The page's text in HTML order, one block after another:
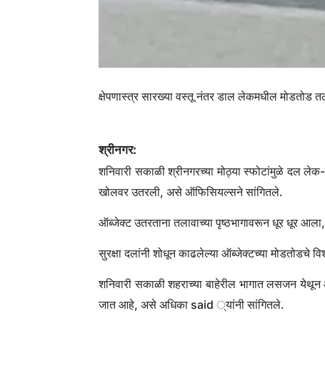
क्षेपणास्त्र सारख्या वस्तू नंतर डाल लेकमधील मोडतोड
श्रीनगर:
शनिवारी सकाळी श्रीनगरच्या मोठ्या स्फोटांमुळे दल
खोलवर उतरली, असे ऑफिसियल्सने सांगितले.
ऑब्जेक्ट उतरताना तलावाच्या पृष्ठभागावरून धूर धूर
सुरक्षा दलांनी शोधून काढलेल्या ऑब्जेक्टच्या मोडतोडचे
शनिवारी सकाळी शहराच्या बाहेरील भागात लसजन
जात आहे, असे अधिका said ्यांनी सांगितले.